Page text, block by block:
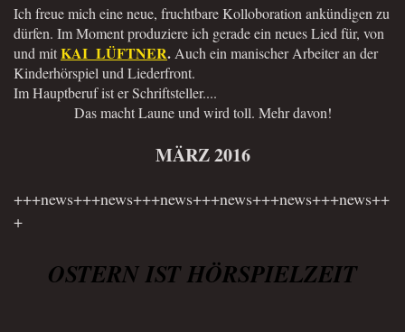
Ich freue mich eine neue, fruchtbare Kolloboration ankündigen zu
dürfen. Im Moment produziere ich gerade ein neues Lied für, von
und mitKAI LÜFTNER. Auch ein manischer Arbeiter an der
Kinderhörspiel und Liederfront.
Im Hauptberuf ist er Schriftsteller....
Das macht Laune und wird toll. Mehr davon!
MÄRZ 2016
+++news+++news+++news+++news+++news+++news++
+
OSTERN IST HÖRSPIELZEIT